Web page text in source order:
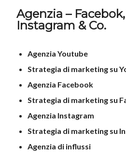
Agenzia –
Instagram & Co.
Agenzia Youtube
Strategia di marketing su
Agenzia Facebook
Strategia di marketing su
Agenzia Instagram
Strategia di marketing su
Agenzia di influssi